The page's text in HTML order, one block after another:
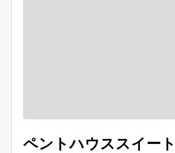
ペントハウススイート